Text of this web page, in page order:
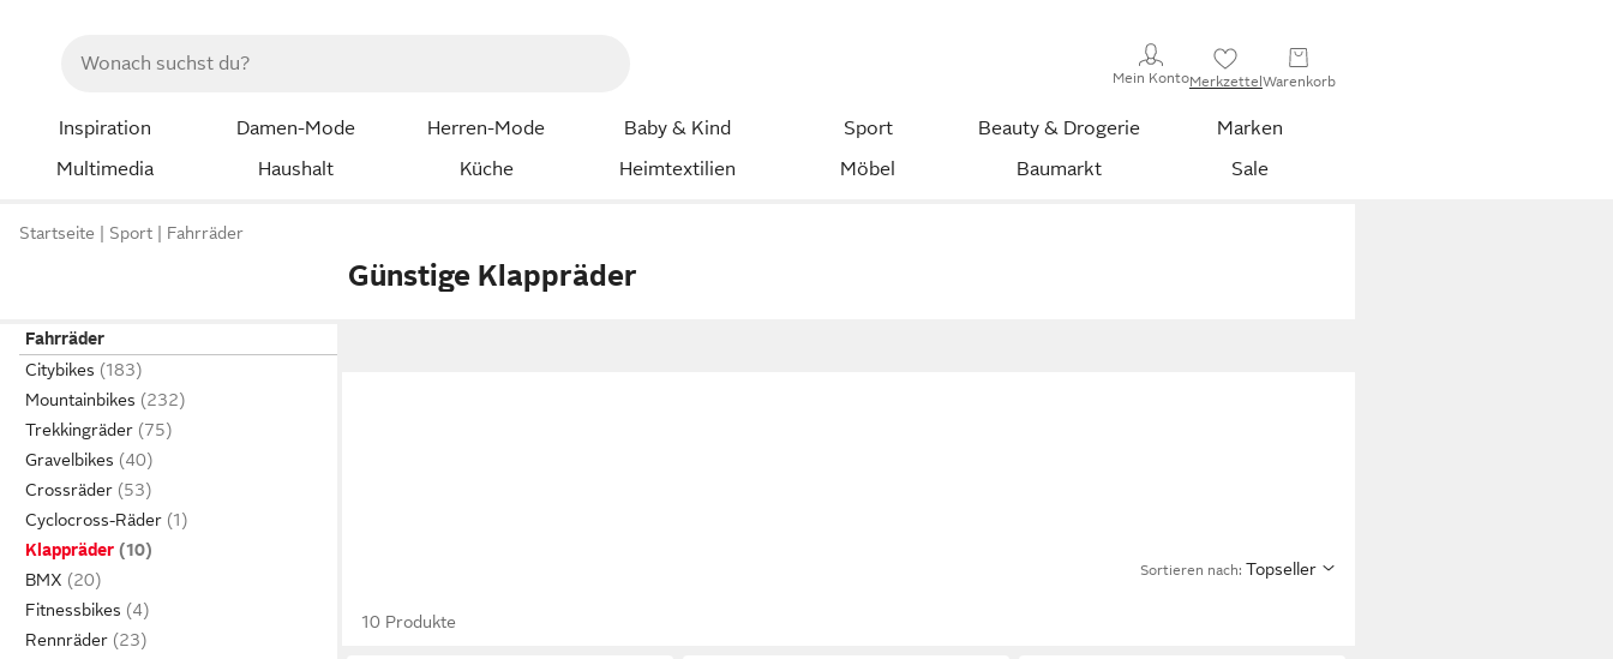
Mein KontoMerkzettelWarenkorb
Inspiration Damen-Mode Herren-Mode Baby & Kind Sport Beauty & Drogerie
Marken
Multimedia
Haushalt Küche Heimtextilien Möbel Baumarkt Sale
Startseite Sport Fahrräder
Günstige Klappräder
Fahrräder
Citybikes
Mountainbikes
Trekkingräder
Gravelbikes
Crossräder
Cyclocross-Räder
Klappräder
BMX
Fitnessbikes
Rennräder
Sortieren nach: Topseller
10 Produkte